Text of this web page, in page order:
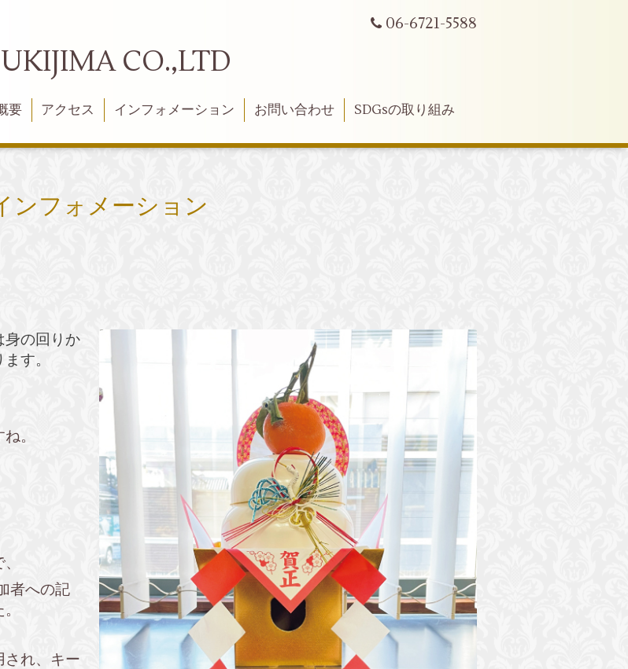
06-6721-5588
CO.,LTD
要 アクセス インフォメーション お問い合わせ SDGsの取り組み
ンフォメーション
身の回りか
す。
。
者への記
され、キー